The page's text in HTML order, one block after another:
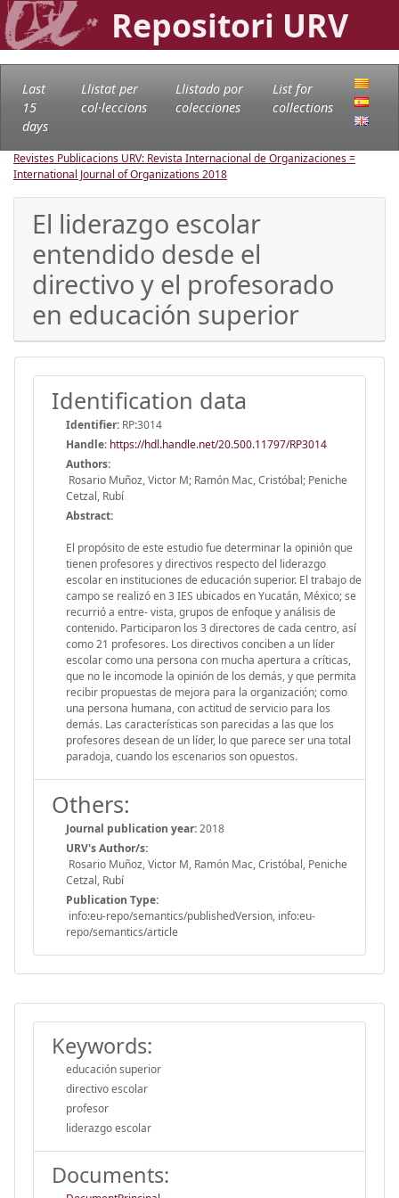
Repositori URV
Last
15
days
Llistat per
col·leccions
Llistado por
colecciones
List for
collections
Revistes Publicacions URV: Revista Internacional de Organizaciones =
International Journal of Organizations2018
El liderazgo escolar
entendido desde el
directivo y el profesorado
en educación superior
Identification data
Identifier: RP:3014
Handle: https://hdl.handle.net/20.500.11797/RP3014
Authors:
Rosario Muñoz, Victor M; Ramón Mac, Cristóbal; Peniche
Cetzal, Rubí
Abstract:
El propósito de este estudio fue determinar la opinión que
tienen profesores y directivos respecto del liderazgo
escolar en instituciones de educación superior. El trabajo de
campo se realizó en 3 IES ubicados en Yucatán, México; se
recurrió a entre- vista, grupos de enfoque y análisis de
contenido. Participaron los 3 directores de cada centro, así
como 21 profesores. Los directivos conciben a un líder
escolar como una persona con mucha apertura a críticas,
que no le incomode la opinión de los demás, y que permita
recibir propuestas de mejora para la organización; como
una persona humana, con actitud de servicio para los
demás. Las características son parecidas a las que los
profesores desean de un líder, lo que parece ser una total
paradoja, cuando los escenarios son opuestos.
Others:
Journal publication year:2018
URV's Author/s:
Rosario Muñoz, Victor M, Ramón Mac, Cristóbal, Peniche
Cetzal, Rubí
Publication Type:
info:eu-repo/semantics/publishedVersion, info:eu-
repo/semantics/article
Keywords:
educación superior
directivo escolar
profesor
liderazgo escolar
Documents: